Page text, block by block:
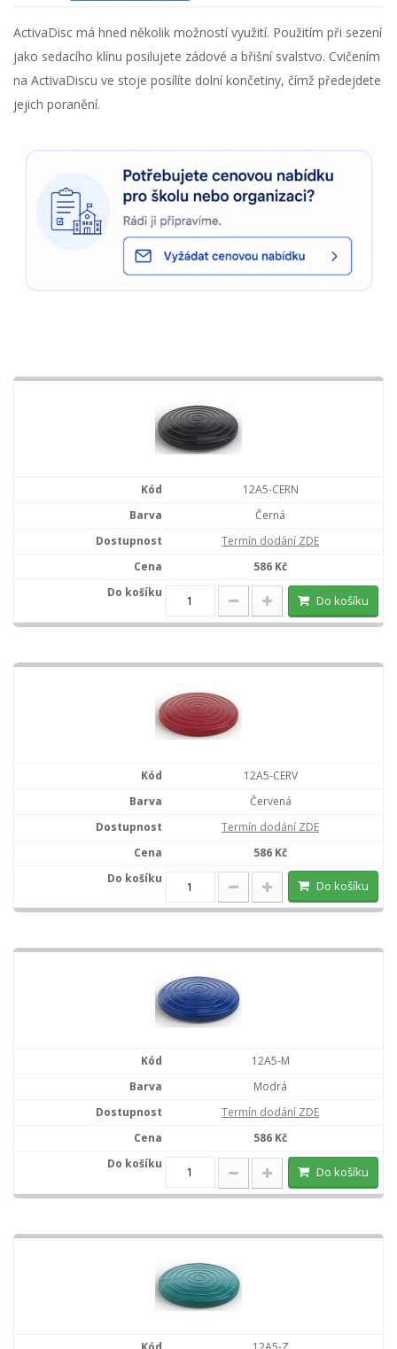
ActivaDisc má hned několik možností využití. Použitím při sezení
jako sedacího klínu posilujete zádové a břišní svalstvo. Cvičením
na ActivaDiscu ve stoje posílíte dolní končetiny, čímž předejdete
jejich poranění.
12A5-CERN
Černá
Termín dodání ZDE
586 Kč
Do košíku
12A5-CERV
Červená
Termín dodání ZDE
586 Kč
Do košíku
12A5-M
Modrá
Termín dodání ZDE
586 Kč
Do košíku